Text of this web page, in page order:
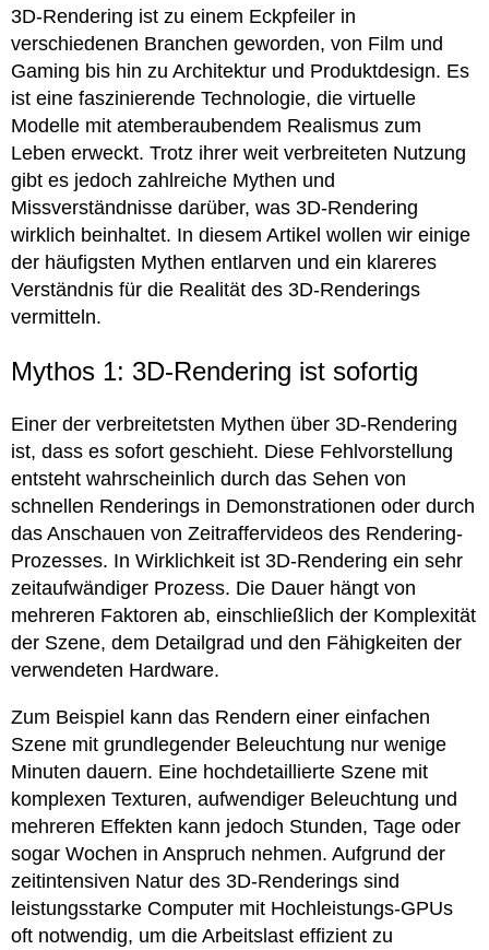
3D-Rendering ist zu einem Eckpfeiler in
verschiedenen Branchen geworden, von Film und
Gaming bis hin zu Architektur und Produktdesign. Es
ist eine faszinierende Technologie, die virtuelle
Modelle mit atemberaubendem Realismus zum
Leben erweckt. Trotz ihrer weit verbreiteten Nutzung
gibt es jedoch zahlreiche Mythen und
Missverständnisse darüber, was 3D-Rendering
wirklich beinhaltet. In diesem Artikel wollen wir einige
der häufigsten Mythen entlarven und ein klareres
Verständnis für die Realität des 3D-Renderings
vermitteln.
Mythos 1: 3D-Rendering ist sofortig
Einer der verbreitetsten Mythen über 3D-Rendering
ist, dass es sofort geschieht. Diese Fehlvorstellung
entsteht wahrscheinlich durch das Sehen von
schnellen Renderings in Demonstrationen oder durch
das Anschauen von Zeitraffervideos des Rendering-
Prozesses. In Wirklichkeit ist 3D-Rendering ein sehr
zeitaufwändiger Prozess. Die Dauer hängt von
mehreren Faktoren ab, einschließlich der Komplexität
der Szene, dem Detailgrad und den Fähigkeiten der
verwendeten Hardware.
Zum Beispiel kann das Rendern einer einfachen
Szene mit grundlegender Beleuchtung nur wenige
Minuten dauern. Eine hochdetaillierte Szene mit
komplexen Texturen, aufwendiger Beleuchtung und
mehreren Effekten kann jedoch Stunden, Tage oder
sogar Wochen in Anspruch nehmen. Aufgrund der
zeitintensiven Natur des 3D-Renderings sind
leistungsstarke Computer mit Hochleistungs-GPUs
oft notwendig, um die Arbeitslast effizient zu